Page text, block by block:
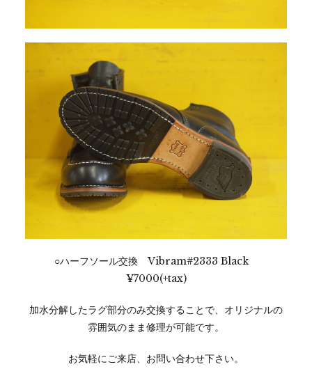
○ハーフソール交換 Vibram#2333 Black
¥7000(+tax)
加水分解したラグ部分のみ交換することで、オリジナルの
雰囲気のまま修理が可能です。
お気軽にご来店、お問い合わせ下さい。